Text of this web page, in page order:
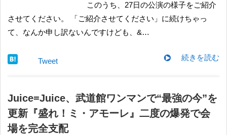
このうち、27日の公演の様子をご紹介
させてください。 「ご紹介させてください」に続けちゃっ
て、なんか申し訳ないんですけども、&…
続きを読む
Tweet
Juice=Juice、武道館ワンマンで“最強の今”を
更新『盛れ！ミ・アモーレ』二度の爆発で会
場を完全支配